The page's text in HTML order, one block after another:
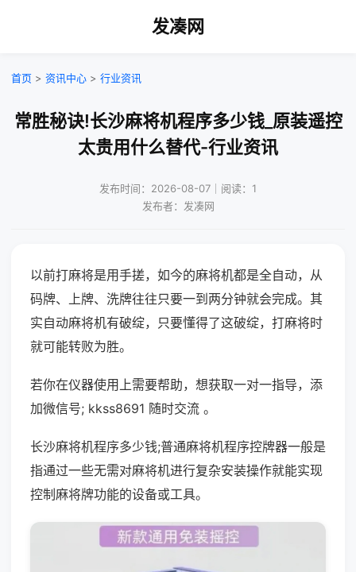
发凑网
首页 > 资讯中心 > 行业资讯
常胜秘诀!长沙麻将机程序多少钱_原装遥控
太贵用什么替代-行业资讯
发布时间：2026-08-07｜阅读：1
发布者：发凑网
以前打麻将是用手搓，如今的麻将机都是全自动，从
码牌、上牌、洗牌往往只要一到两分钟就会完成。其
实自动麻将机有破绽，只要懂得了这破绽，打麻将时
就可能转败为胜。
若你在仪器使用上需要帮助，想获取一对一指导，添
加微信号; kkss8691 随时交流 。
长沙麻将机程序多少钱;普通麻将机程序控牌器一般是
指通过一些无需对麻将机进行复杂安装操作就能实现
控制麻将牌功能的设备或工具。